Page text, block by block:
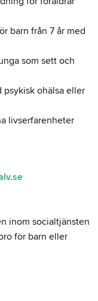
barn från 7 år med
som sett och
ohälsa eller
livserfarenheter
inom socialtjänsten
för barn eller